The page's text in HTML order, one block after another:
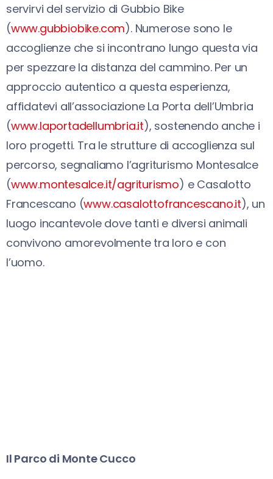
servirvi del servizio di Gubbio Bike
(www.gubbiobike.com). Numerose sono le
accoglienze che si incontrano lungo questa via
per spezzare la distanza del cammino. Per un
approccio autentico a questa esperienza,
affidatevi all’associazione La Porta dell’Umbria
(www.laportadellumbria.it), sostenendo anche i
loro progetti. Tra le strutture di accoglienza sul
percorso, segnaliamo l’agriturismo Montesalce
(www.montesalce.it/agriturismo) e Casalotto
Francescano (www.casalottofrancescano.it), un
luogo incantevole dove tanti e diversi animali
convivono amorevolmente tra loro e con
l’uomo.
Il Parco di Monte Cucco